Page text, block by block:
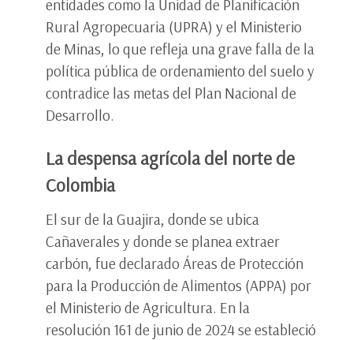
entidades como la Unidad de Planificación
Rural Agropecuaria (UPRA) y el Ministerio
de Minas, lo que refleja una grave falla de la
política pública de ordenamiento del suelo y
contradice las metas del Plan Nacional de
Desarrollo.
La despensa agrícola del norte de
Colombia
El sur de la Guajira, donde se ubica
Cañaverales y donde se planea extraer
carbón, fue declarado Áreas de Protección
para la Producción de Alimentos (APPA) por
el Ministerio de Agricultura. En la
resolución 161 de junio de 2024 se estableció